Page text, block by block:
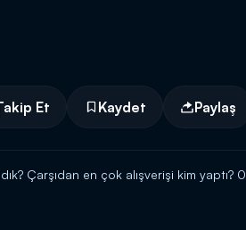
Et Kaydet Paylaş
Çarşıdan en çok alışverişi kim yaptı? 0